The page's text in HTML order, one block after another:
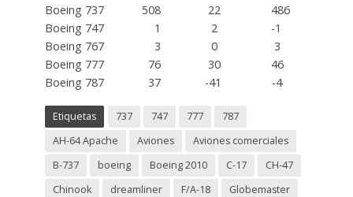
Boeing 737 508 22 486
Boeing 747 1 2 -1
Boeing 767 3 0 3
Boeing 777 76 30 46
Boeing 787 37 -41 -4
Etiquetas 737 747 777
787
AH-64 Apache
Aviones
Aviones comerciales
B-737
boeing Boeing 2010 C-17
CH-47
Chinook
dreamliner F/A-18
Globemaster